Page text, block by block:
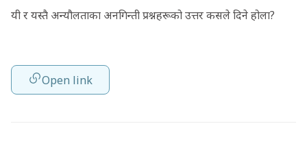
यी र यस्तै अन्यौलताका अनगिन्ती प्रश्नहरूको उत्तर कसले दिने होला?
Open link